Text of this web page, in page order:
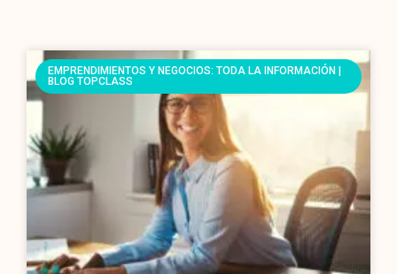
EMPRENDIMIENTOS Y NEGOCIOS: TODA LA INFORMACIÓN |
BLOG TOPCLASS